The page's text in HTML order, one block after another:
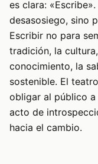
es clara:
desasosiego, sino
Escribir no para
tradición, la
conocimiento, la
sostenible. El
obligar al público
acto de
hacia el cambio.